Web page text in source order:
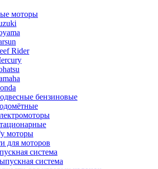
моторы
Rider
бензиновые
моторы
для моторов
система
система